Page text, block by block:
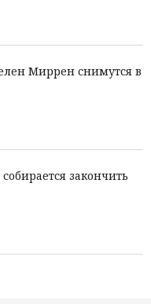
Миррен снимутся в
закончить